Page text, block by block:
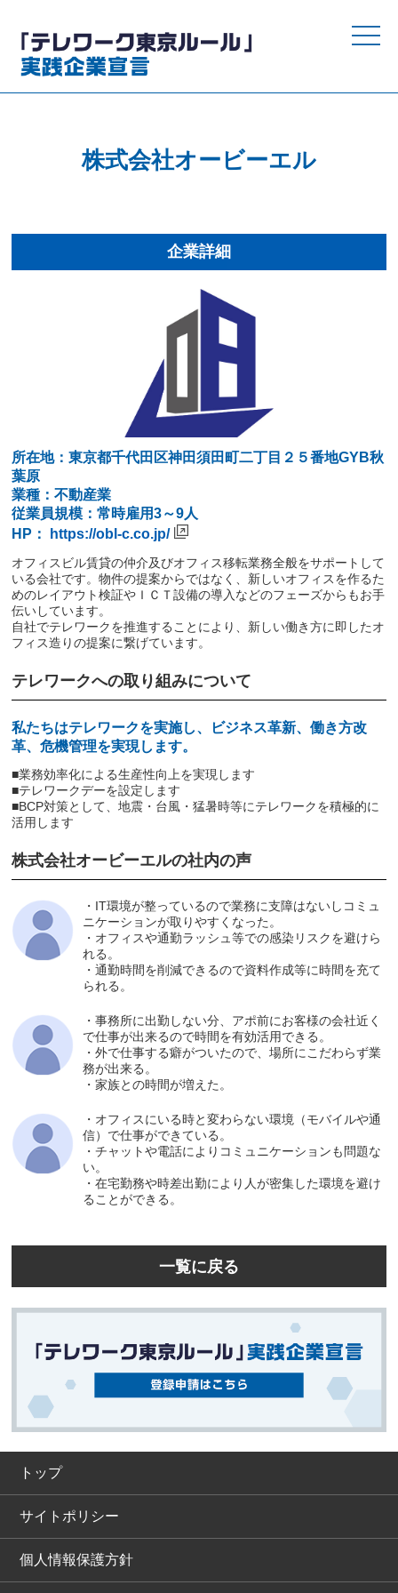
toggle
株式会社オービーエル
企業詳細
所在地：東京都千代田区神田須田町二丁目２５番地GYB秋
葉原
業種：不動産業
従業員規模：常時雇用3～9人
HP：
https://obl-c.co.jp/
オフィスビル賃貸の仲介及びオフィス移転業務全般をサポートして
いる会社です。物件の提案からではなく、新しいオフィスを作るた
めのレイアウト検証やＩＣＴ設備の導入などのフェーズからもお手
伝いしています。
自社でテレワークを推進することにより、新しい働き方に即したオ
フィス造りの提案に繋げています。
テレワークへの取り組みについて
私たちはテレワークを実施し、ビジネス革新、働き方改
革、危機管理を実現します。
■業務効率化による生産性向上を実現します
■テレワークデーを設定します
■BCP対策として、地震・台風・猛暑時等にテレワークを積極的に
活用します
株式会社オービーエルの社内の声
・IT環境が整っているので業務に支障はないしコミュ
ニケーションが取りやすくなった。
・オフィスや通勤ラッシュ等での感染リスクを避けら
れる。
・通勤時間を削減できるので資料作成等に時間を充て
られる。
・事務所に出勤しない分、アポ前にお客様の会社近く
で仕事が出来るので時間を有効活用できる。
・外で仕事する癖がついたので、場所にこだわらず業
務が出来る。
・家族との時間が増えた。
・オフィスにいる時と変わらない環境（モバイルや通
信）で仕事ができている。
・チャットや電話によりコミュニケーションも問題な
い。
・在宅勤務や時差出勤により人が密集した環境を避け
ることができる。
一覧に戻る
トップ
サイトポリシー
個人情報保護方針